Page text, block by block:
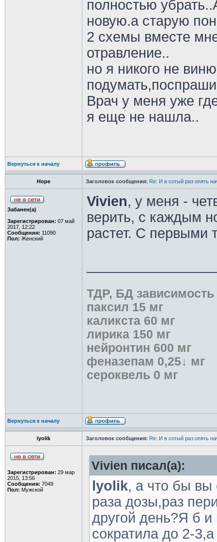
полностью
новую.а старую
2 схемы вместе
отравление..
но я никого не
Врач у меня уже
я еще не нашла..
Вернуться к началу
Hope Заголовок сообщения: Re: И в сотый раз опять
Забанен(а)
Зарегистрирован: 07 май
2017, 12:22
Сообщения: 11090
Пол: Женский
Vivien, у меня -
верить, с каждым
растет. С первыми
ТДР, БД зависимость
паксил 15 мг
каликста 60 мг
лирика 150 мг
нейронтин 600 мг
феназепам 0,25↓ мг
сероквель 0 мг
Вернуться к началу
lyolik Заголовок сообщения: Re: И в сотый раз опять
Зарегистрирован: 29 мар
2015, 13:56
Сообщения: 7049
Пол: Мужской
Vivien писал(а):
lyolik, а что бы вы
раза дозы,раз
другой день?Я б и
сократила до 2-